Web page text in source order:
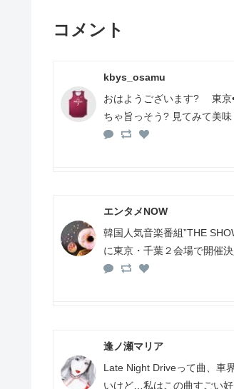
コメント
kbys_osamu
おはようございます? 東京
ちゃ旨っそう? 見てみて美
エンタメNOW
韓国人気音楽番組”THE
に東京・千葉２会場で開催
逢ノ瀬マリア
Late Night Driveって曲、車
いけど…私はこの曲すごい